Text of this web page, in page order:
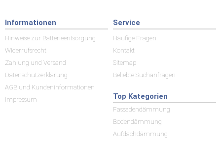
Informationen
Hinweise zur Batterieentsorgung
Widerrufsrecht
Zahlung und Versand
Datenschutzerklärung
AGB und Kundeninformationen
Impressum
Service
Häufige Fragen
Kontakt
Sitemap
Beliebte Suchanfragen
Top Kategorien
Fassadendämmung
Bodendämmung
Aufdachdämmung